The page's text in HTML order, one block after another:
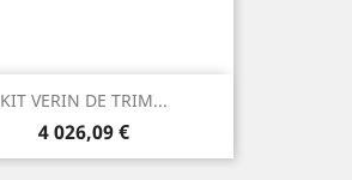
KIT VERIN DE TRIM...
Prix
4 026,09 €